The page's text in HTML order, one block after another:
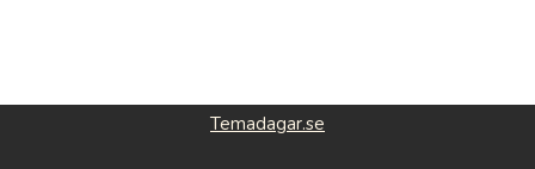
Temadagar.se